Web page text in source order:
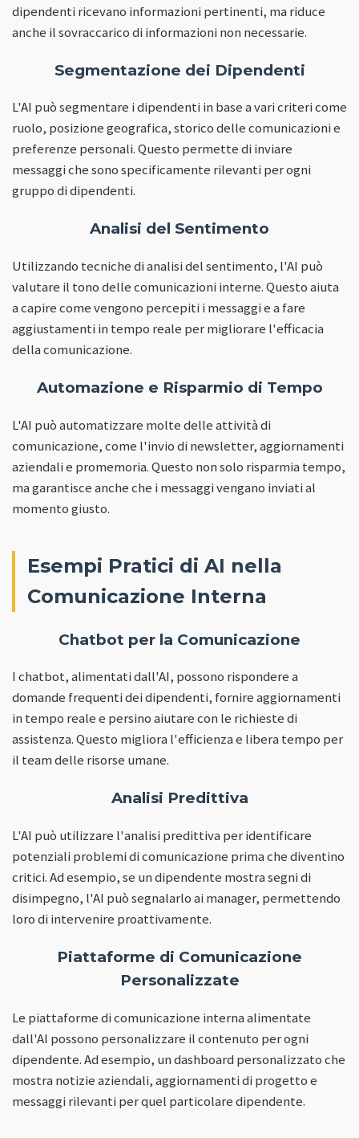
dipendenti ricevano informazioni pertinenti, ma riduce
anche il sovraccarico di informazioni non necessarie.
Segmentazione dei Dipendenti
L'AI può segmentare i dipendenti in base a vari criteri come
ruolo, posizione geografica, storico delle comunicazioni e
preferenze personali. Questo permette di inviare
messaggi che sono specificamente rilevanti per ogni
gruppo di dipendenti.
Analisi del Sentimento
Utilizzando tecniche di analisi del sentimento, l'AI può
valutare il tono delle comunicazioni interne. Questo aiuta
a capire come vengono percepiti i messaggi e a fare
aggiustamenti in tempo reale per migliorare l'efficacia
della comunicazione.
Automazione e Risparmio di Tempo
L'AI può automatizzare molte delle attività di
comunicazione, come l'invio di newsletter, aggiornamenti
aziendali e promemoria. Questo non solo risparmia tempo,
ma garantisce anche che i messaggi vengano inviati al
momento giusto.
Esempi Pratici di AI nella
Comunicazione Interna
Chatbot per la Comunicazione
I chatbot, alimentati dall'AI, possono rispondere a
domande frequenti dei dipendenti, fornire aggiornamenti
in tempo reale e persino aiutare con le richieste di
assistenza. Questo migliora l'efficienza e libera tempo per
il team delle risorse umane.
Analisi Predittiva
L'AI può utilizzare l'analisi predittiva per identificare
potenziali problemi di comunicazione prima che diventino
critici. Ad esempio, se un dipendente mostra segni di
disimpegno, l'AI può segnalarlo ai manager, permettendo
loro di intervenire proattivamente.
Piattaforme di Comunicazione
Personalizzate
Le piattaforme di comunicazione interna alimentate
dall'AI possono personalizzare il contenuto per ogni
dipendente. Ad esempio, un dashboard personalizzato che
mostra notizie aziendali, aggiornamenti di progetto e
messaggi rilevanti per quel particolare dipendente.